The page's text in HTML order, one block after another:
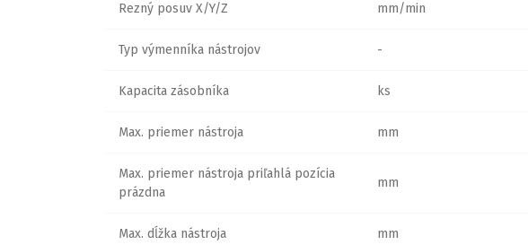
Rezný posuv X/Y/Z mm/min
Typ výmenníka nástrojov -
Kapacita zásobníka ks
Max. priemer nástroja mm
Max. priemer nástroja priľahlá pozícia
prázdna
mm
Max. dĺžka nástroja mm